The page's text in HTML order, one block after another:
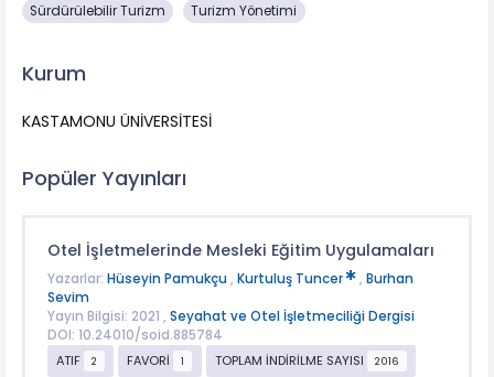
Sürdürülebilir Turizm Turizm Yönetimi
Kurum
KASTAMONU ÜNİVERSİTESİ
Popüler Yayınları
Otel İşletmelerinde Mesleki Eğitim Uygulamaları
Yazarlar: Hüseyin Pamukçu , Kurtuluş Tuncer , Burhan
Sevim
Yayın Bilgisi: 2021 , Seyahat ve Otel İşletmeciliği Dergisi
DOI: 10.24010/soid.885784
ATIF
2 FAVORİ 1 TOPLAM İNDİRİLME SAYISI 2016